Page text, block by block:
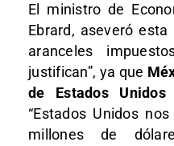
El ministro de
Ebrard, aseveró
aranceles
justifican”, ya que
de Estados
“Estados Unidos
millones de